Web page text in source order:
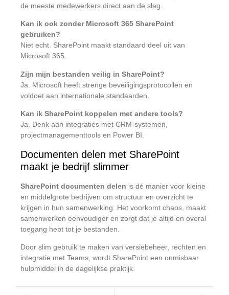
de meeste medewerkers direct aan de slag.
Kan ik ook zonder Microsoft 365 SharePoint
gebruiken?
Niet echt. SharePoint maakt standaard deel uit van
Microsoft 365.
Zijn mijn bestanden veilig in SharePoint?
Ja. Microsoft heeft strenge beveiligingsprotocollen en
voldoet aan internationale standaarden.
Kan ik SharePoint koppelen met andere tools?
Ja. Denk aan integraties met CRM-systemen,
projectmanagementtools en Power BI.
Documenten delen met SharePoint
maakt je bedrijf slimmer
SharePoint documenten delen is dé manier voor kleine
en middelgrote bedrijven om structuur en overzicht te
krijgen in hun samenwerking. Het voorkomt chaos, maakt
samenwerken eenvoudiger en zorgt dat je altijd en overal
toegang hebt tot je bestanden.
Door slim gebruik te maken van versiebeheer, rechten en
integratie met Teams, wordt SharePoint een onmisbaar
hulpmiddel in de dagelijkse praktijk.